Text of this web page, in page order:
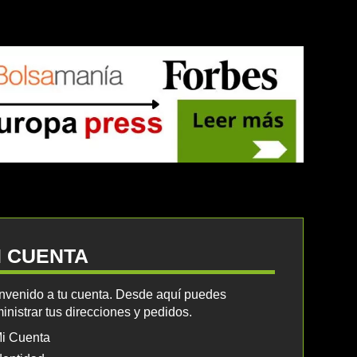
CUENTA
a tu cuenta. Desde aquí puedes
tus direcciones y pedidos.
Cuenta